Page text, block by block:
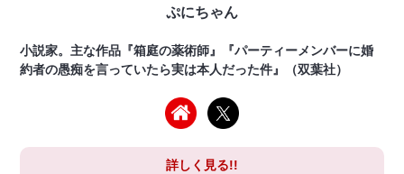
ぷにちゃん
小説家。主な作品『箱庭の薬術師』『パーティーメンバーに婚
約者の愚痴を言っていたら実は本人だった件』（双葉社）
詳しく見る!!